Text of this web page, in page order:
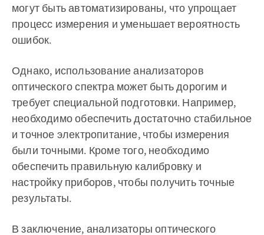
могут быть автоматизированы, что упрощает
процесс измерения и уменьшает вероятность
ошибок.
Однако, использование анализаторов
оптического спектра может быть дорогим и
требует специальной подготовки. Например,
необходимо обеспечить достаточно стабильное
и точное электропитание, чтобы измерения
были точными. Кроме того, необходимо
обеспечить правильную калибровку и
настройку приборов, чтобы получить точные
результаты.
В заключение, анализаторы оптического